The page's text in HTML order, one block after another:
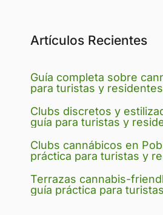
Artículos Recientes
Guía completa sobre
para turistas y
Clubs discretos y
guía para turistas y
Clubs cannábicos en
práctica para turistas y
Terrazas cannabis-
guía práctica para